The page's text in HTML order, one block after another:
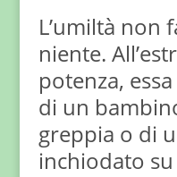
L’umiltà non
niente.
potenza,
di un
greppia o di
inchiodato